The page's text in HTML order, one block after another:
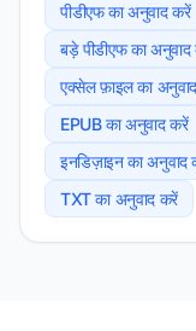
पीडीएफ का अनुवाद करें
बड़े पीडीएफ का
एक्सेल फ़ाइल का
EPUB का अनुवाद करें
इनडिज़ाइन का अनुवाद
TXT का अनुवाद करें